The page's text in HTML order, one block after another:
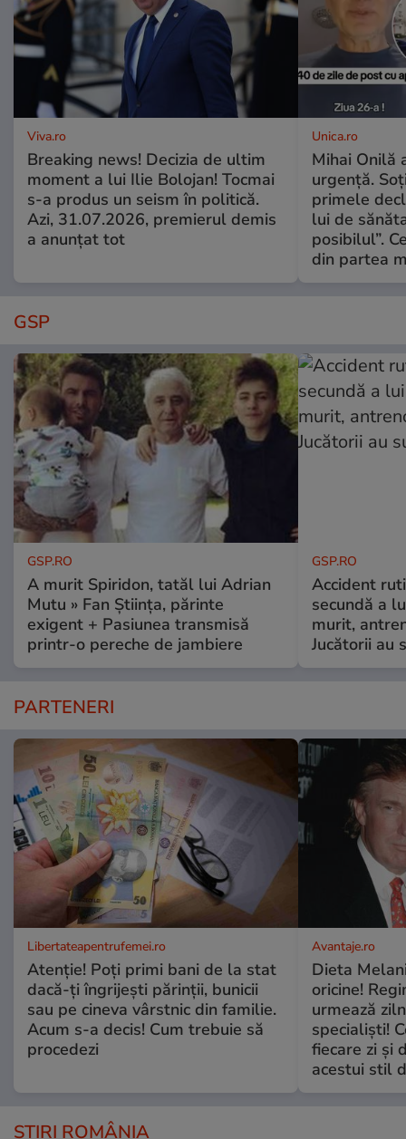
Viva.ro
Breaking news! Decizia de ultim
moment a lui Ilie Bolojan! Tocmai
s-a produs un seism în politică.
Azi, 31.07.2026, premierul demis
a anunțat tot
Unica.ro
Mihai Onilă
urgență.
primele
lui de
posibilul”.
din partea
GSP
GSP.RO
A murit Spiridon, tatăl lui Adrian
Mutu » Fan Știința, părinte
exigent + Pasiunea transmisă
printr-o pereche de jambiere
GSP.RO
Accident
secundă a
murit,
Jucătorii au
PARTENERI
Libertateapentrufemei.ro
Atenție! Poți primi bani de la stat
dacă-ți îngrijești părinții, bunicii
sau pe cineva vârstnic din familie.
Acum s-a decis! Cum trebuie să
procedezi
Avantaje.ro
Dieta
oricine!
urmează
specialiști!
fiecare zi și
acestui stil
ȘTIRI ROMÂNIA